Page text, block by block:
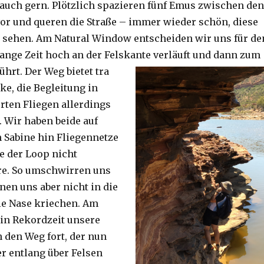
gern. Plötzlich spazieren fünf Emus zwischen den
und queren die Straße – immer wieder schön, diese
sehen. Am Natural Window entscheiden wir uns für
Zeit hoch an der Felskante verläuft und dann zum
Der Weg bietet tra
die Begleitung in
Fliegen allerdings
haben beide auf
hin Fliegennetze
der Loop nicht
So umschwirren uns
uns aber nicht in die
Nase kriechen. Am
Rekordzeit unsere
den Weg fort, der nun
entlang über Felsen